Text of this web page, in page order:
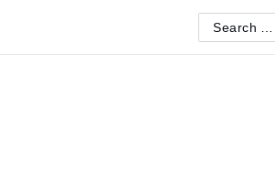
Search
for: